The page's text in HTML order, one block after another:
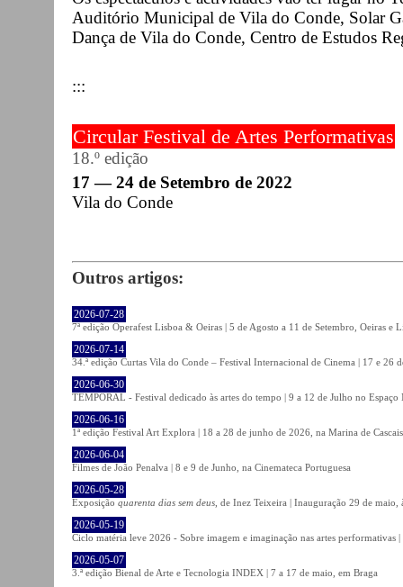
Auditório Municipal de Vila do Conde, Solar
Dança de Vila do Conde, Centro de Estudos
:::
Circular Festival de Artes Performativas
18.º edição
17 — 24 de Setembro de 2022
Vila do Conde
Outros artigos:
2026-07-28
7ª edição Operafest Lisboa & Oeiras | 5 de Agosto a 11 de Setembro, Oeiras e
2026-07-14
34.ª edição Curtas Vila do Conde – Festival Internacional de Cinema | 17 e 26
2026-06-30
TEMPORAL - Festival dedicado às artes do tempo | 9 a 12 de Julho no
2026-06-16
1ª edição Festival Art Explora | 18 a 28 de junho de 2026, na Marina de Cascais
2026-06-04
Filmes de João Penalva | 8 e 9 de Junho, na Cinemateca Portuguesa
2026-05-28
Exposição quarenta dias sem deus , de Inez Teixeira | Inauguração 29 de
2026-05-19
Ciclo matéria leve 2026 - Sobre imagem e imaginação nas artes
2026-05-07
3.ª edição Bienal de Arte e Tecnologia INDEX | 7 a 17 de maio, em Braga